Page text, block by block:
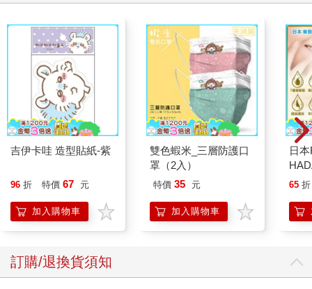
吉伊卡哇 造型貼紙-紫
96 折 特價 67 元
加入購物車
雙色蝦米_三層防護口
罩（2入）
特價 35 元
加入購物車
日
金
臉
65 折
訂購/退換貨須知